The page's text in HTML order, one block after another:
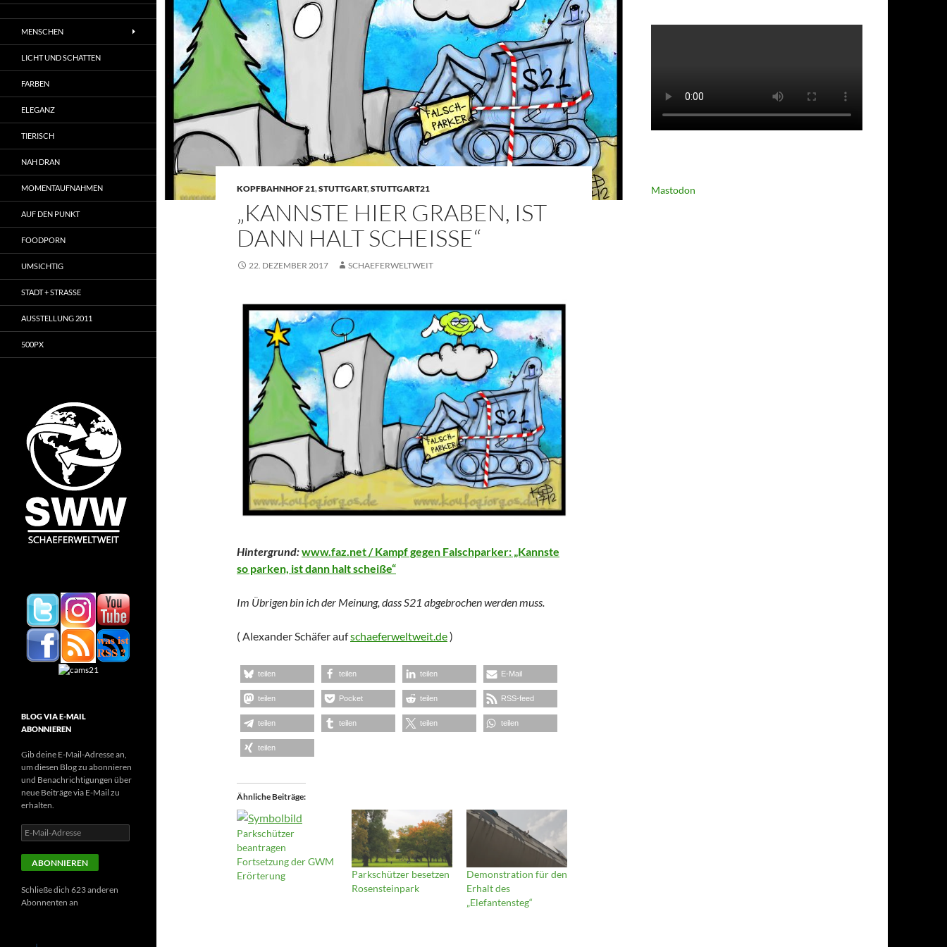
KOPFBAHNHOF 21,STUTTGART,STUTTGART21
„KANNSTE HIER GRABEN, IST
DANN HALT SCHEISSE“
22. DEZEMBER 2017 SCHAEFERWELTWEIT
Hintergrund:www.faz.net / Kampf gegen Falschparker: „Kannste
so parken, ist dann halt scheiße“
Im Übrigen bin ich der Meinung, dass S21 abgebrochen werden muss.
( Alexander Schäfer aufschaeferweltweit.de)
teilen teilen teilen E-Mail
teilen Pocket teilen RSS-feed
teilen teilen teilen teilen
teilen
Ähnliche Beiträge
Parkschützer
beantragen
Fortsetzung der GWM
Erörterung
Parkschützer besetzen
Rosensteinpark
Demonstration für den
Erhalt des
„Elefantensteg“
Mastodon
MENSCHEN
LICHT UND SCHATTEN
FARBEN
ELEGANZ
TIERISCH
NAH DRAN
MOMENTAUFNAHMEN
AUF DEN PUNKT
FOODPORN
UMSICHTIG
STADT + STRASSE
AUSSTELLUNG 2011
500PX
BLOG VIA E-MAIL
ABONNIEREN
Gib deine E-Mail-Adresse an,
um diesen Blog zu abonnieren
und Benachrichtigungen über
neue Beiträge via E-Mail zu
erhalten.
E-
Mail-
Adresse
ABONNIEREN
Schließe dich 623 anderen
Abonnenten an